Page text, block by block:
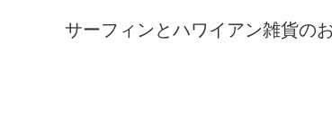
サーフィンとハワイアン雑貨の